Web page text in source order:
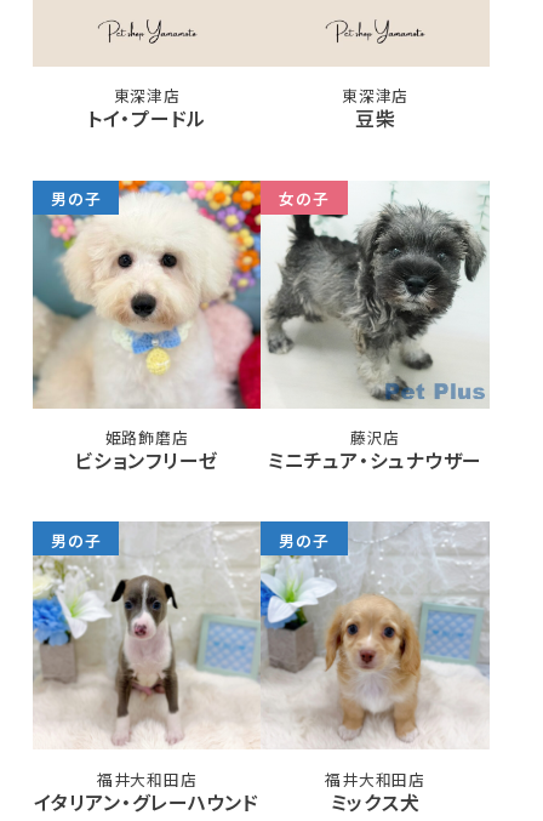
東深津店
トイ・プードル
東深津店
豆柴
男の子
姫路飾磨店
ビションフリーゼ
女の子
藤沢店
ミニチュア・シュナウザー
男の子
福井大和田店
イタリアン・グレーハウンド
男の子
福井大和田店
ミックス犬